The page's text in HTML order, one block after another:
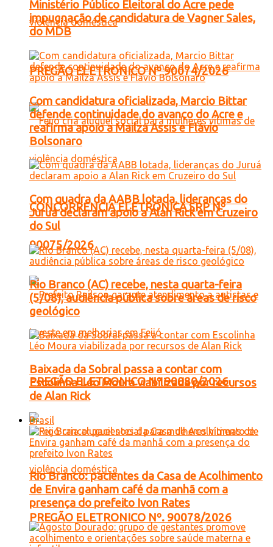
PREGÃO ELETRONICO Nº 90074/2026
CONCORRENCIA ELETRONICA SRP Nº
90075/2026
PREGÃO ELETRONICO Nº 90080/2026
PREGÃO ELETRONICO Nº. 90078/2026
Ministério Público Eleitoral do Acre pede
impugnação de candidatura de Vagner Sales,
do MDB
Com candidatura oficializada, Marcio Bittar
defende continuidade do avanço do Acre e
reafirma apoio a Mailza Assis e Flávio
Bolsonaro
Com quadra da AABB lotada, lideranças do
Juruá declaram apoio a Alan Rick em Cruzeiro
do Sul
Rio Branco (AC) recebe, nesta quarta-feira
(5/08), audiência pública sobre áreas de risco
geológico
Baixada da Sobral passa a contar com
Escolinha Léo Moura viabilizada por recursos
de Alan Rick
Brasil
Rio Branco: pacientes da Casa de Acolhimento
de Envira ganham café da manhã com a
presença do prefeito Ivon Rates